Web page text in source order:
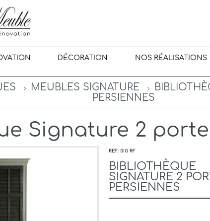
DÉCORATION NOS RÉALISATIONS
MEUBLES SIGNATURE
PERSIENNES
Signature 2
REF: SIG RF
BIBLIOTHÈQUE
SIGNATURE 2
PERSIENNES